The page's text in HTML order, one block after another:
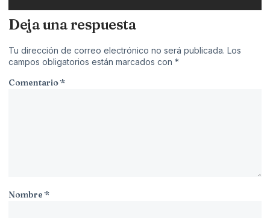
Deja una respuesta
Tu dirección de correo electrónico no será publicada. Los
campos obligatorios están marcados con *
Comentario*
Nombre*